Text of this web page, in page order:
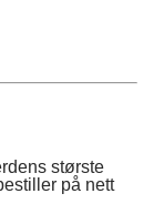
største
på nett